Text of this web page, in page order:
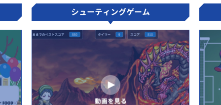
シューティングゲーム